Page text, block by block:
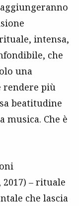
intensa,
che
una
rendere più
beatitudine
musica. Che è
2017) – rituale
che lascia